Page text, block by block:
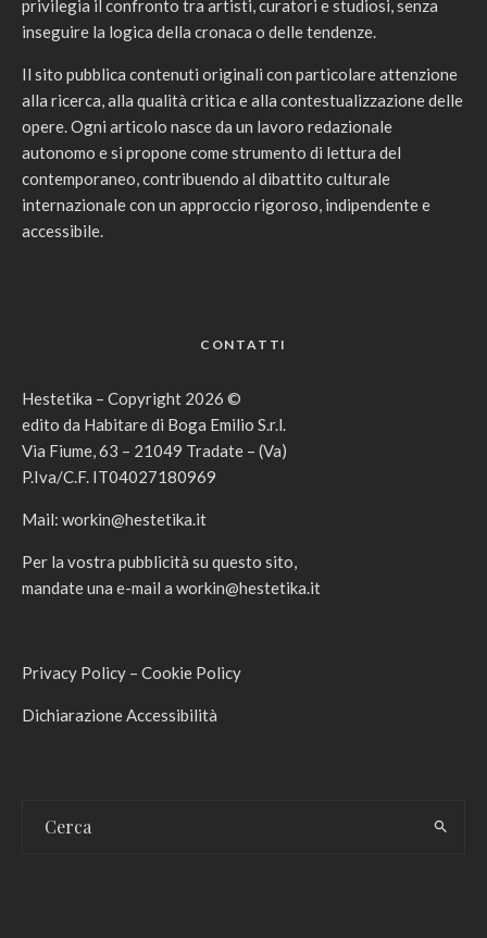
privilegia il confronto tra artisti, curatori e studiosi, senza
inseguire la logica della cronaca o delle tendenze.
Il sito pubblica contenuti originali con particolare attenzione
alla ricerca, alla qualità critica e alla contestualizzazione delle
opere. Ogni articolo nasce da un lavoro redazionale
autonomo e si propone come strumento di lettura del
contemporaneo, contribuendo al dibattito culturale
internazionale con un approccio rigoroso, indipendente e
accessibile.
CONTATTI
Hestetika – Copyright 2026 ©
edito da Habitare di Boga Emilio S.r.l.
Via Fiume, 63 – 21049 Tradate – (Va)
P.Iva/C.F. IT04027180969
Mail: workin@hestetika.it
Per la vostra pubblicità su questo sito,
mandate una e-mail a workin@hestetika.it
Privacy Policy – Cookie Policy
Dichiarazione Accessibilità